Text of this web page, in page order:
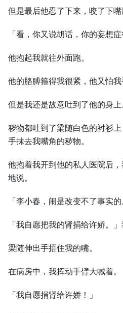
但是最后他忍了下来，咬了下嘴
「看，你又说胡话，你的妄想症
他抱起我就往外面跑。
他的胳膊箍得我很紧，他又怕我
但是我还是故意吐到了他的身上
秽物都吐到了梁随白色的衬衫
手抹去我嘴角的秽物。
他抱着我开到他的私人医院后
地说。
「李小春，闹是改变不了事实的
「我自愿把我的肾捐给许娇。」
梁随伸出手捂住我的嘴。
在病房中，我挥动手臂大喊着。
「我自愿捐肾给许娇！」